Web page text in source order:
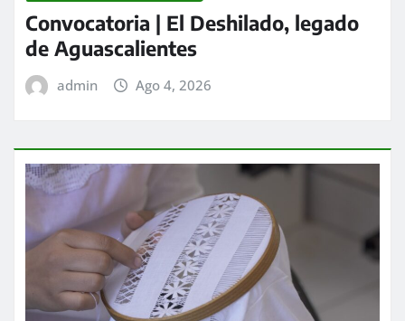
Convocatoria | El Deshilado, legado
de Aguascalientes
admin Ago 4, 2026